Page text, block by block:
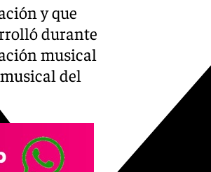
y que
durante
musical
del